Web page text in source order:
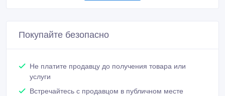
Покупайте безопасно
Не платите продавцу до получения товара или
услуги
Встречайтесь с продавцом в публичном месте